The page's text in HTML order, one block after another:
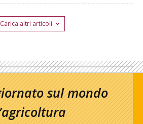
Carica altri articoli
sul mondo